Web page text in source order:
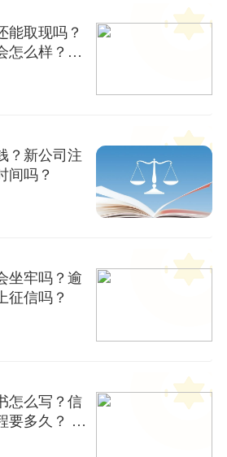
能取现吗？
怎么样？_
？新公司注
间吗？
坐牢吗？逾
征信吗？
怎么写？信
要多久？ 头